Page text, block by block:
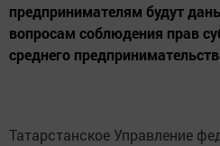
предпринимателям будут
вопросам соблюдения прав
среднего
Татарстанское Управление